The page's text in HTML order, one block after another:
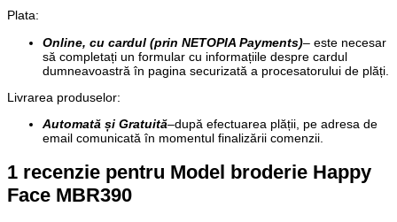
Plata:
Online, cu cardul (prin NETOPIA Payments)– este necesar
să completați un formular cu informațiile despre cardul
dumneavoastră în pagina securizată a procesatorului de plăți.
Livrarea produselor:
Automată și Gratuită–după efectuarea plății, pe adresa de
email comunicată în momentul finalizării comenzii.
1 recenzie pentru Model broderie Happy
Face MBR390